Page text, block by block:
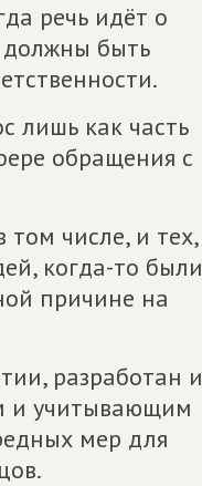
речь идёт о
должны быть
лишь как часть
обращения с
том числе, и тех,
когда-то были
причине на
разработан и
и учитывающим
мер для